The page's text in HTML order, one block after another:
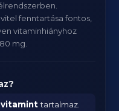
fenntartása fontos,
vitaminhiányhoz
mg.
vitaminttartalmaz.